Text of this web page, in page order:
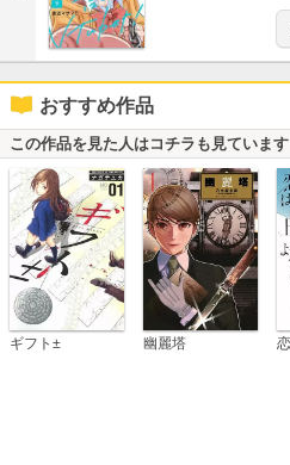
おすすめ作品
この作品を見た人はコチラも見ています
ギフト± 幽麗塔